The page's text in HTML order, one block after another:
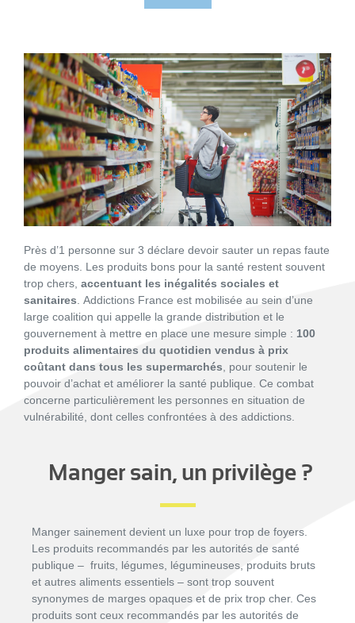
Près d’1 personne sur 3 déclare devoir sauter un repas faute
de moyens. Les produits bons pour la santé restent souvent
trop chers, accentuant les inégalités sociales et
sanitaires. Addictions France est mobilisée au sein d’une
large coalition qui appelle la grande distribution et le
gouvernement à mettre en place une mesure simple : 100
produits alimentaires du quotidien vendus à prix
coûtant dans tous les supermarchés, pour soutenir le
pouvoir d’achat et améliorer la santé publique. Ce combat
concerne particulièrement les personnes en situation de
vulnérabilité, dont celles confrontées à des addictions.
Manger sain, un privilège ?
Manger sainement devient un luxe pour trop de foyers.
Les produits recommandés par les autorités de santé
publique – fruits, légumes, légumineuses, produits bruts
et autres aliments essentiels – sont trop souvent
synonymes de marges opaques et de prix trop cher. Ces
produits sont ceux recommandés par les autorités de